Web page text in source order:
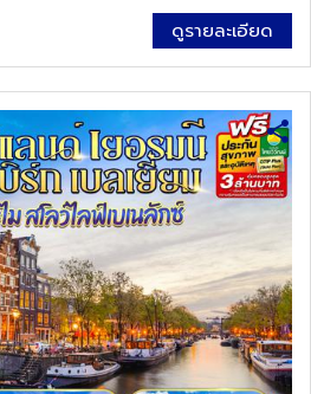
ดูรายละเอียด